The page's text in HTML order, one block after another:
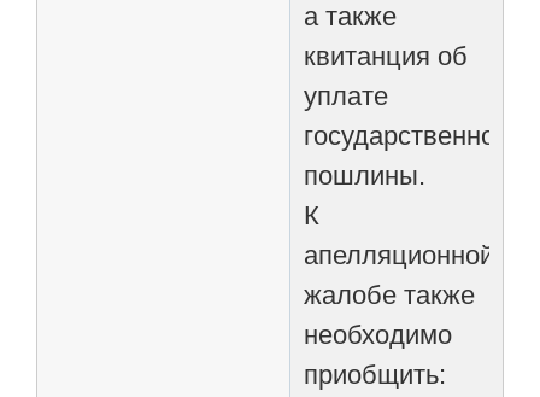
а также
квитанция об
уплате
государственной
пошлины.
К
апелляционной
жалобе также
необходимо
приобщить: